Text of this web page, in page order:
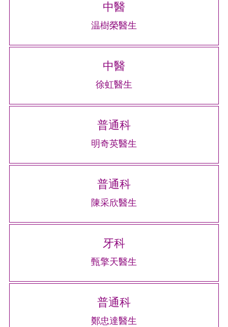
中醫
温樹榮醫生
中醫
徐虹醫生
普通科
明奇英醫生
普通科
陳采欣醫生
牙科
甄擎天醫生
普通科
鄭忠達醫生